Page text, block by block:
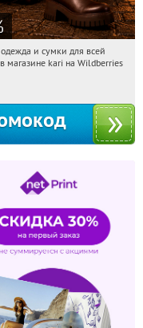
Получили:
и сумки для всей
магазине kari на Wildberries